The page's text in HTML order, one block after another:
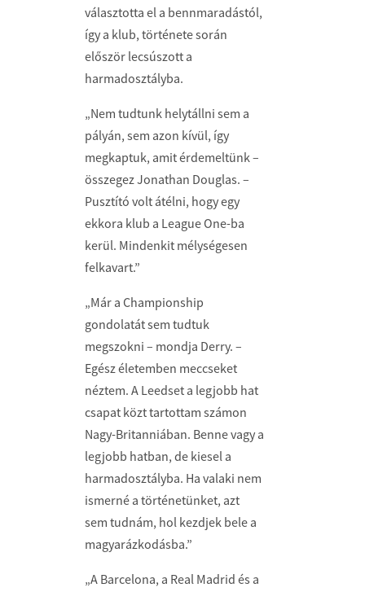
választotta el a bennmaradástól,
így a klub, története során
először lecsúszott a
harmadosztályba.
„Nem tudtunk helytállni sem a
pályán, sem azon kívül, így
megkaptuk, amit érdemeltünk –
összegez Jonathan Douglas. –
Pusztító volt átélni, hogy egy
ekkora klub a League One-ba
kerül. Mindenkit mélységesen
felkavart.”
„Már a Championship
gondolatát sem tudtuk
megszokni – mondja Derry. –
Egész életemben meccseket
néztem. A Leedset a legjobb hat
csapat közt tartottam számon
Nagy-Britanniában. Benne vagy a
legjobb hatban, de kiesel a
harmadosztályba. Ha valaki nem
ismerné a történetünket, azt
sem tudnám, hol kezdjek bele a
magyarázkodásba.”
„A Barcelona, a Real Madrid és a